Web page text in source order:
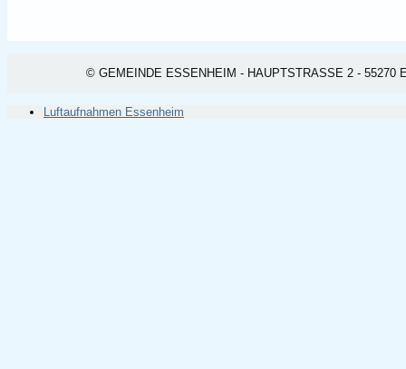
© GEMEINDE ESSENHEIM - HAUPTSTRASSE 2 - 55270
Luftaufnahmen Essenheim